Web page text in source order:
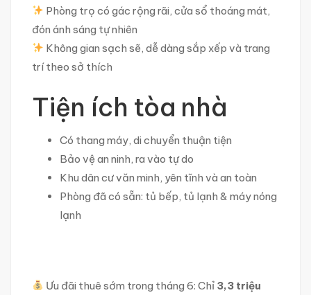
Phòng trọ có gác rộng rãi, cửa sổ thoáng mát,
đón ánh sáng tự nhiên
Không gian sạch sẽ, dễ dàng sắp xếp và trang
trí theo sở thích
Tiện ích tòa nhà
Có thang máy, di chuyển thuận tiện
Bảo vệ an ninh, ra vào tự do
Khu dân cư văn minh, yên tĩnh và an toàn
Phòng đã có sẵn: tủ bếp, tủ lạnh & máy nóng
lạnh
Ưu đãi thuê sớm trong tháng 6: Chỉ 3,3 triệu